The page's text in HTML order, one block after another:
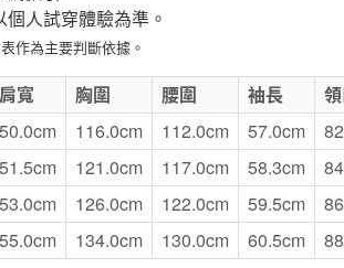
含以上)免運費
人試穿體驗為準。
作為主要判斷依據。
肩寬 胸圍 腰圍 袖長
50.0cm 116.0cm 112.0cm 57.0cm
51.5cm 121.0cm 117.0cm 58.3cm
53.0cm 126.0cm 122.0cm 59.5cm
55.0cm 134.0cm 130.0cm 60.5cm